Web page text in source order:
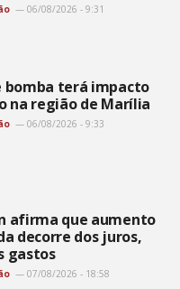
06/08/2026 - 9:31
bomba terá impacto
na região de Marília
06/08/2026 - 9:33
afirma que aumento
decorre dos juros,
gastos
07/08/2026 - 18:58